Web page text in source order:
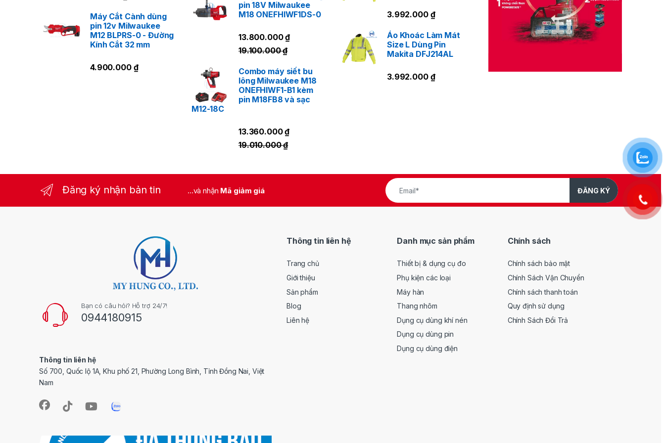
LIÊN HỆ NGAY
Máy Cắt Cành dùng
pin 12v Milwaukee
M12 BLPRS-0 - Đường
Kính Cắt 32 mm
4.900.000 ₫
pin 18V Milwaukee
M18 ONEFHIWF1DS-0
13.800.000₫
19.100.000₫
Combo máy siết bu
lông Milwaukee M18
ONEFHIWF1-B1 kèm
pin M18FB8 và sạc
M12-18C
13.360.000₫
19.010.000₫
3.992.000 ₫
Áo Khoác Làm Mát
Size L Dùng Pin
Makita DFJ214AL
3.992.000 ₫
Đăng ký nhận bản tin ...và nhận Mã giảm giá ĐĂNG KÝ
Bạn có câu hỏi? Hỗ trợ 24/7!
0944180915
Thông tin liên hệ
Số 700, Quốc lộ 1A, Khu phố 21, Phường Long Bình, Tỉnh Đồng Nai, Việt
Nam
Thông tin liên hệ
Trang chủ
Giới thiệu
Sản phẩm
Blog
Liên hệ
Danh mục sản phẩm
Thiết bị & dụng cụ đo
Phụ kiện các loại
Máy hàn
Thang nhôm
Dụng cụ dùng khí nén
Dụng cụ dùng pin
Dụng cụ dùng điện
Chính sách
Chính sách bảo mật
Chính Sách Vận Chuyển
Chính sách thanh toán
Quy định sử dụng
Chính Sách Đổi Trả